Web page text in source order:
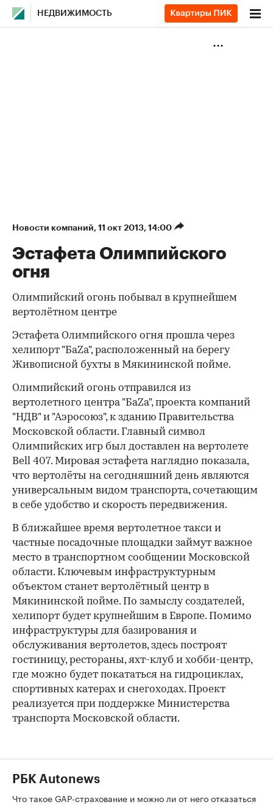
НЕДВИЖИМОСТЬ
Новости компаний⁠, 11 окт 2013, 14:00
Эстафета Олимпийского
огня
Олимпийский огонь побывал в крупнейшем
вертолётном центре
Эстафета Олимпийского огня прошла через
хелипорт "БаZа", расположенный на берегу
Живописной бухты в Мякининской пойме.
Олимпийский огонь отправился из
вертолетного центра "БаZа", проекта компаний
"НДВ" и "Аэросоюз", к зданию Правительства
Московской области. Главный символ
Олимпийских игр был доставлен на вертолете
Bell 407. Мировая эстафета наглядно показала,
что вертолёты на сегодняшний день являются
универсальным видом транспорта, сочетающим
в себе удобство и скорость передвижения.
В ближайшее время вертолетное такси и
частные посадочные площадки займут важное
место в транспортном сообщении Московской
области. Ключевым инфраструктурным
объектом станет вертолётный центр в
Мякининской пойме. По замыслу создателей,
хелипорт будет крупнейшим в Европе. Помимо
инфраструктуры для базирования и
обслуживания вертолетов, здесь построят
гостиницу, рестораны, яхт-клуб и хобби-центр,
где можно будет покататься на гидроциклах,
спортивных катерах и снегоходах. Проект
реализуется при поддержке Министерства
транспорта Московской области.
РБК Autonews
Что такое GAP-страхование и можно ли от него отказаться